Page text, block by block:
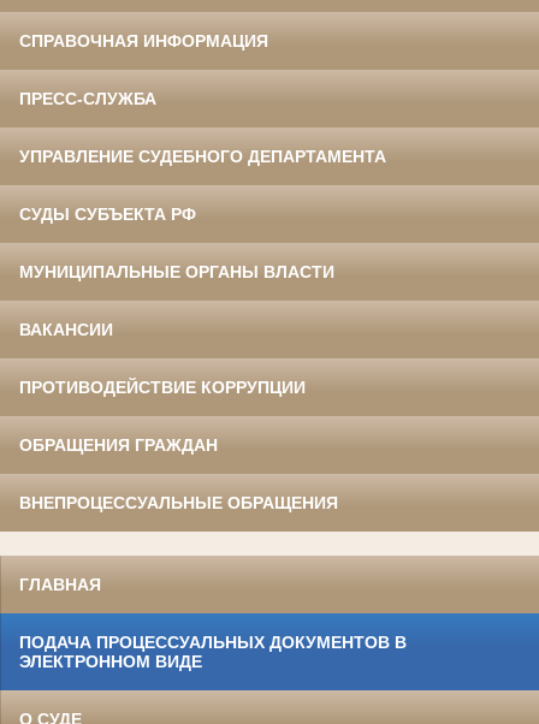
СПРАВОЧНАЯ ИНФОРМАЦИЯ
ПРЕСС-СЛУЖБА
УПРАВЛЕНИЕ СУДЕБНОГО ДЕПАРТАМЕНТА
СУДЫ СУБЪЕКТА РФ
МУНИЦИПАЛЬНЫЕ ОРГАНЫ ВЛАСТИ
ВАКАНСИИ
ПРОТИВОДЕЙСТВИЕ КОРРУПЦИИ
ОБРАЩЕНИЯ ГРАЖДАН
ВНЕПРОЦЕССУАЛЬНЫЕ ОБРАЩЕНИЯ
ГЛАВНАЯ
ПОДАЧА ПРОЦЕССУАЛЬНЫХ ДОКУМЕНТОВ В
ЭЛЕКТРОННОМ ВИДЕ
О СУДЕ